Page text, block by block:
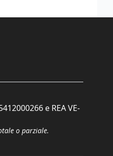
e REA VE-
o parziale.